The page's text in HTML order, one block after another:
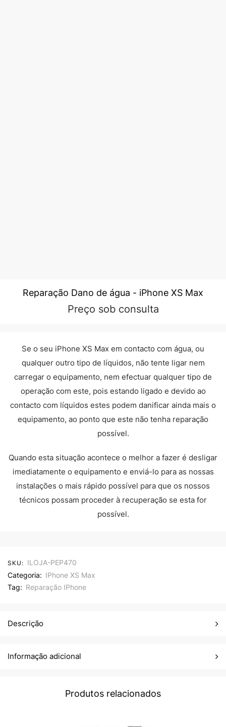
Reparação Dano de água - iPhone XS Max
Preço sob consulta
Se o seu iPhone XS Max em contacto com água, ou
qualquer outro tipo de líquidos, não tente ligar nem
carregar o equipamento, nem efectuar qualquer tipo de
operação com este, pois estando ligado e devido ao
contacto com líquidos estes podem danificar ainda mais o
equipamento, ao ponto que este não tenha reparação
possível.
Quando esta situação acontece o melhor a fazer é desligar
imediatamente o equipamento e enviá-lo para as nossas
instalações o mais rápido possível para que os nossos
técnicos possam proceder à recuperação se esta for
possível.
SKU: ILOJA-PEP470
Categoria: IPhone XS Max
Tag: Reparação IPhone
Descrição
Informação adicional
Produtos relacionados